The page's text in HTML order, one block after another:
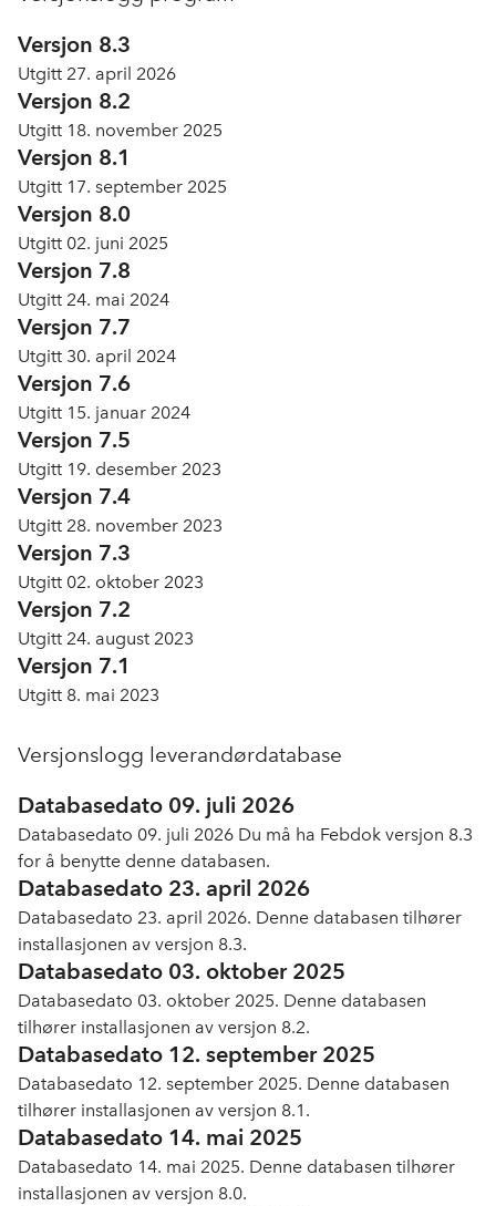
In English
Versjon 8.3
Utgitt 27. april 2026
Versjon 8.2
Utgitt 18. november 2025
Versjon 8.1
Utgitt 17. september 2025
Versjon 8.0
Utgitt 02. juni 2025
Versjon 7.8
Utgitt 24. mai 2024
Versjon 7.7
Utgitt 30. april 2024
Versjon 7.6
Utgitt 15. januar 2024
Versjon 7.5
Utgitt 19. desember 2023
Versjon 7.4
Utgitt 28. november 2023
Versjon 7.3
Utgitt 02. oktober 2023
Versjon 7.2
Utgitt 24. august 2023
Versjon 7.1
Utgitt 8. mai 2023
Versjonslogg leverandørdatabase
Databasedato 09. juli 2026
Databasedato 09. juli 2026 Du må ha Febdok versjon 8.3
for å benytte denne databasen.
Databasedato 23. april 2026
Databasedato 23. april 2026. Denne databasen tilhører
installasjonen av versjon 8.3.
Databasedato 03. oktober 2025
Databasedato 03. oktober 2025. Denne databasen
tilhører installasjonen av versjon 8.2.
Databasedato 12. september 2025
Databasedato 12. september 2025. Denne databasen
tilhører installasjonen av versjon 8.1.
Databasedato 14. mai 2025
Databasedato 14. mai 2025. Denne databasen tilhører
installasjonen av versjon 8.0.